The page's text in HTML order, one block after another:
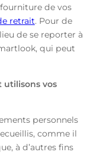
de vos
retrait. Pour de
de se reporter à
qui peut
utilisons vos
personnels
comme il
à d’autres fins